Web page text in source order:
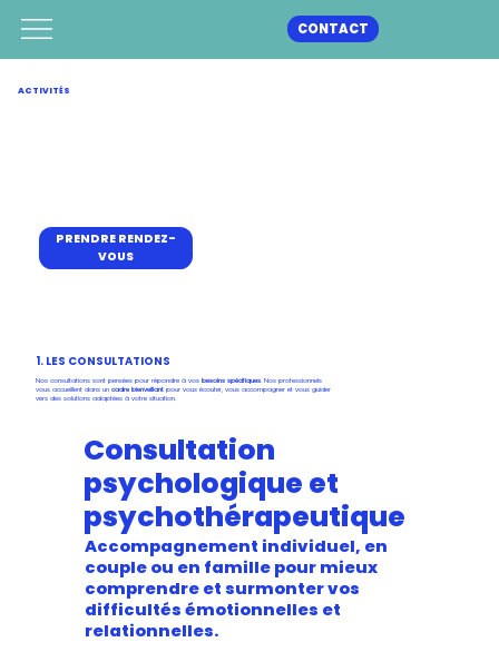
CONTACT
ACTIVITÉS
PRENDRE RENDEZ-
VOUS
1. LES CONSULTATIONS
Nos consultations sont pensées pour répondre à vosbesoins spécifiques . Nos professionnels
vous accueillent dans uncadre bienveillantpour vous écouter, vous accompagner et vous guider
vers des solutions adaptées à votre situation.
Consultation
psychologique et
psychothérapeutique
Accompagnement individuel, en
couple ou en famille pour mieux
comprendre et surmonter vos
difficultés émotionnelles et
relationnelles.